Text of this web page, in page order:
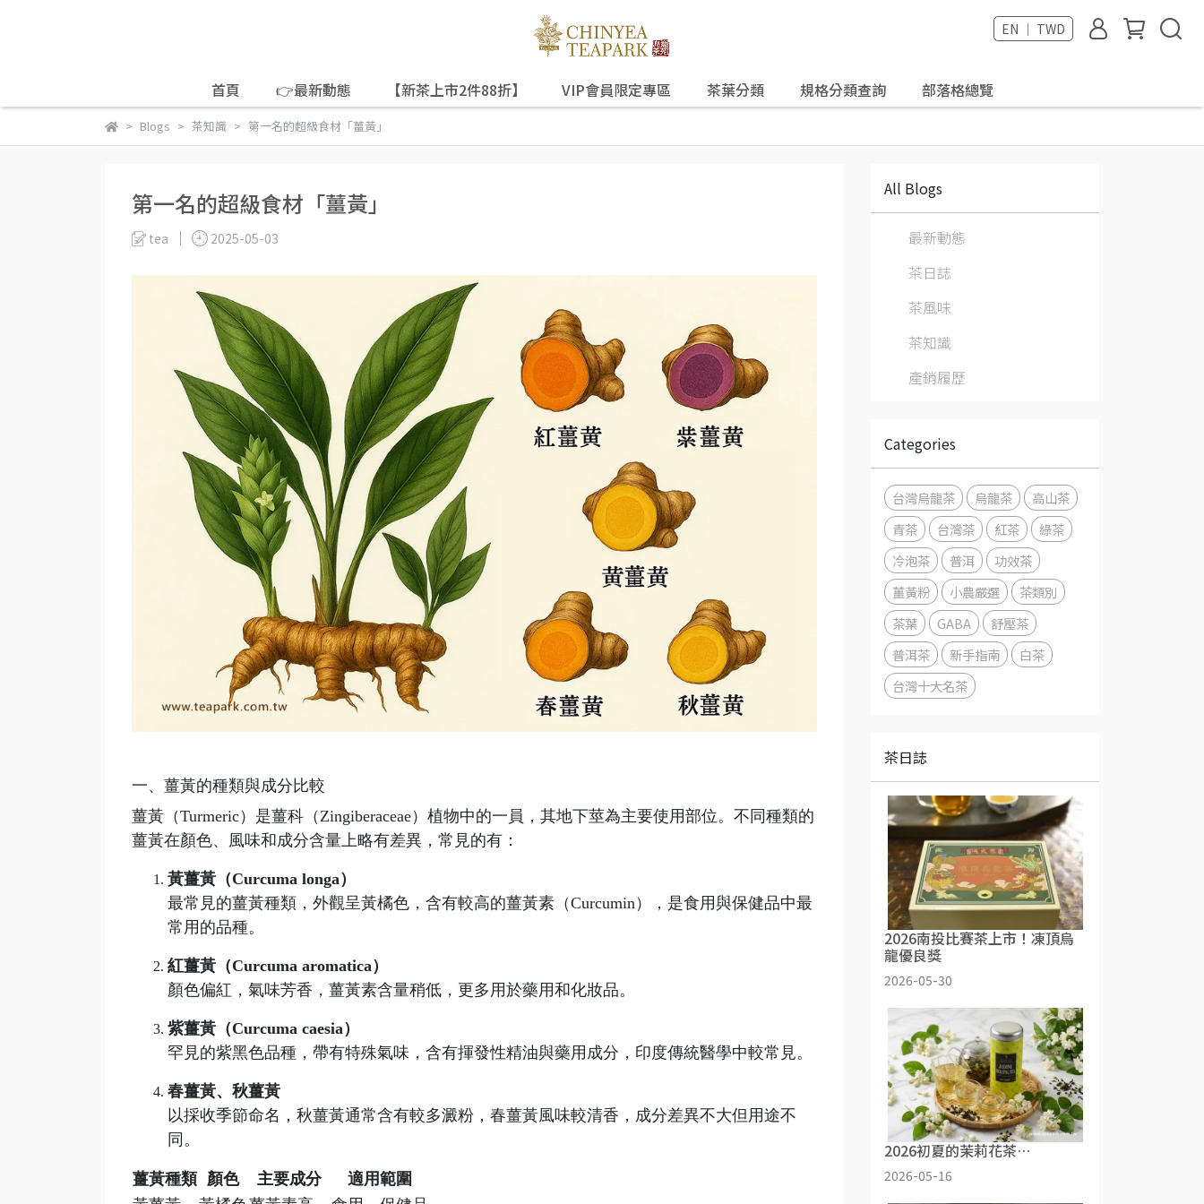
EN ｜ TWD
首頁 👉最新動態 【新茶上市2件88折】 VIP會員限定專區 茶葉分類 規格分類查詢 部落格總覽
Blogs 茶知識 第一名的超級食材「薑黃」
第一名的超級食材「薑黃」
tea 2025-05-03
一、薑黃的種類與成分比較
薑黃（Turmeric）是薑科（Zingiberaceae）植物中的一員，其地下莖為主要使用部位。不同種類的
薑黃在顏色、風味和成分含量上略有差異，常見的有：
黃薑黃（Curcuma longa）
最常見的薑黃種類，外觀呈黃橘色，含有較高的薑黃素（Curcumin），是食用與保健品中最
常用的品種。
紅薑黃（Curcuma aromatica）
顏色偏紅，氣味芳香，薑黃素含量稍低，更多用於藥用和化妝品。
紫薑黃（Curcuma caesia）
罕見的紫黑色品種，帶有特殊氣味，含有揮發性精油與藥用成分，印度傳統醫學中較常見。
春薑黃、秋薑黃
以採收季節命名，秋薑黃通常含有較多澱粉，春薑黃風味較清香，成分差異不大但用途不
同。
薑黃種類 顏色 主要成分
適用範圍
All Blogs
最新動態
茶日誌
茶風味
茶知識
產銷履歷
Categories
台灣烏龍茶 烏龍茶
高山茶
青茶
台灣茶 紅茶
綠茶
冷泡茶
普洱
功效茶
薑黃粉
小農嚴選
茶類別
茶葉
GABA
舒壓茶
普洱茶
新手指南
白茶
台灣十大名茶
茶日誌
2026南投比賽茶上市！凍頂烏
龍優良獎
2026-05-30
2026初夏的茉莉花茶…
2026-05-16